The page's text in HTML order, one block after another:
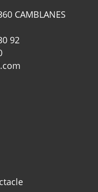
CAMBLANES
92